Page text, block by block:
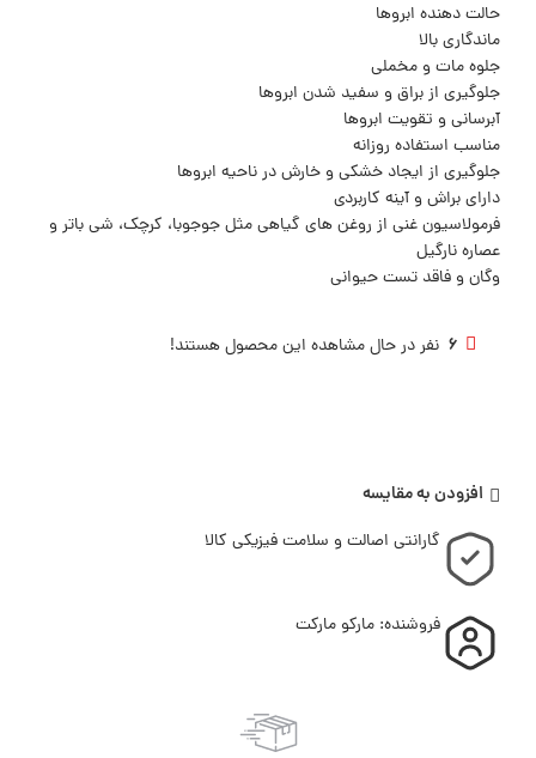
حالت دهنده ابروها
ماندگاری بالا
جلوه مات و مخملی
جلوگیری از براق و سفید شدن ابروها
آبرسانی و تقویت ابروها
مناسب استفاده روزانه
جلوگیری از ایجاد خشکی و خارش در ناحیه ابروها
دارای براش و آینه کاربردی
فرمولاسیون غنی از روغن های گیاهی مثل جوجوبا، کرچک، شی باتر و
عصاره نارگیل
وگان و فاقد تست حیوانی
6 نفر در حال مشاهده این محصول هستند!
افزودن به مقایسه
گارانتی اصالت و سلامت فیزیکی کالا
فروشنده: مارکو مارکت